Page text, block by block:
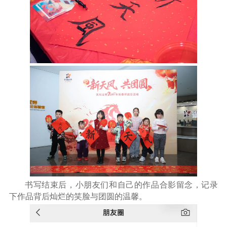
书写结束后，小朋友们和自己的作品合影留念，记录
下作品背后灿烂的笑脸与团圆的温馨。